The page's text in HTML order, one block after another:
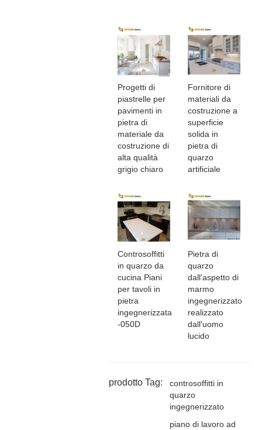
Progetti di
piastrelle per
pavimenti in
pietra di
materiale da
costruzione di
alta qualità
grigio chiaro
Fornitore di
materiali da
costruzione a
superficie
solida in
pietra di
quarzo
artificiale
Controsoffitti
in quarzo da
cucina Piani
per tavoli in
pietra
ingegnerizzata
-050D
Pietra di
quarzo
dall'aspetto di
marmo
ingegnerizzato
realizzato
dall'uomo
lucido
prodotto Tag:
controsoffitti in
quarzo
ingegnerizzato
piano di lavoro ad